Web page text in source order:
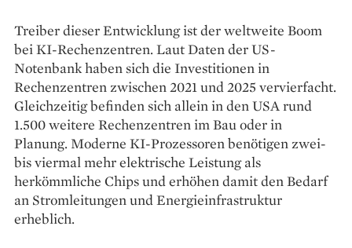
Treiber dieser Entwicklung ist der weltweite Boom
bei KI-Rechenzentren. Laut Daten der US-
Notenbank haben sich die Investitionen in
Rechenzentren zwischen 2021 und 2025 vervierfacht.
Gleichzeitig befinden sich allein in den USA rund
1.500 weitere Rechenzentren im Bau oder in
Planung. Moderne KI-Prozessoren benötigen zwei-
bis viermal mehr elektrische Leistung als
herkömmliche Chips und erhöhen damit den Bedarf
an Stromleitungen und Energieinfrastruktur
erheblich.